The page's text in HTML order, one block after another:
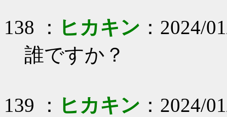
138 ： ヒカキン ：2024/
誰ですか？
139 ： ヒカキン ：2024/